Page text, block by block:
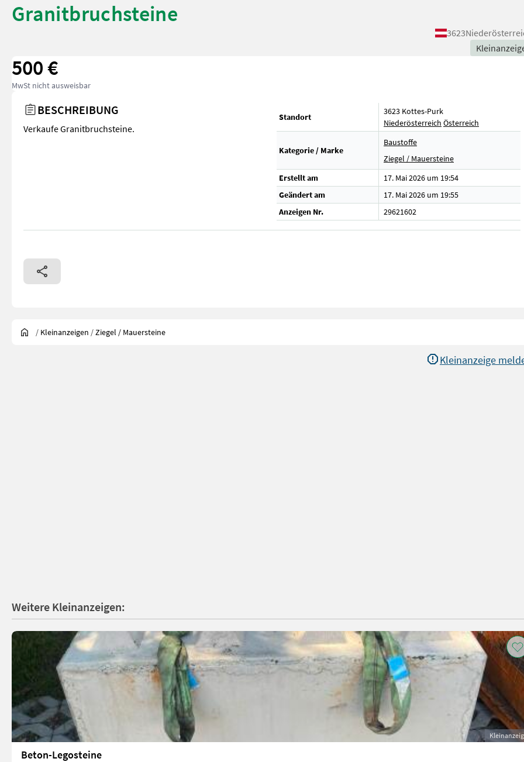
Granitbruchsteine
3623
500 €
MwSt nicht ausweisbar
BESCHREIBUNG
Verkaufe Granitbruchsteine.
Standort
3623 Kottes-Purk
Niederösterreich Österreich
Kategorie / Marke
Baustoffe
Ziegel / Mauersteine
Erstellt am
17. Mai 2026 um 19:54
Geändert am
17. Mai 2026 um 19:55
Anzeigen Nr.
29621602
/ Kleinanzeigen /Ziegel / Mauersteine
Kleinanzeige
Weitere Kleinanzeigen:
Beton-Legosteine